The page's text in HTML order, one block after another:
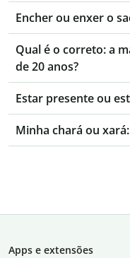
Encher ou enxer o
Qual é o correto: a
de 20 anos?
Estar presente ou
Minha chará ou
Apps e extensões